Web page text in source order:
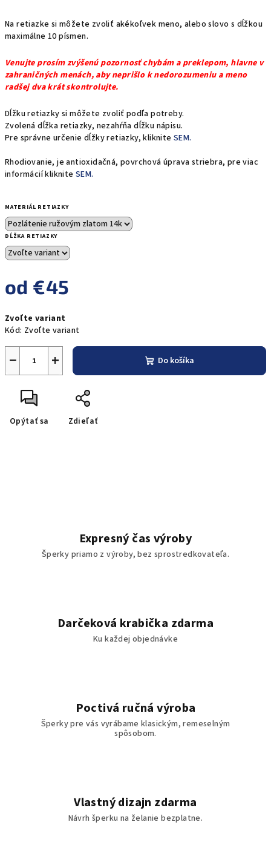
Na retiazke si môžete zvoliť akékoľvek meno, alebo slovo s dĺžkou
maximálne 10 písmen.
Venujte prosím zvýšenú pozornosť chybám a preklepom, hlavne v
zahraničných menách, aby neprišlo k nedorozumeniu a meno
radšej dva krát skontrolujte.
Dĺžku retiazky si môžete zvoliť podľa potreby.
Zvolená dĺžka retiazky, nezahŕňa dĺžku nápisu.
Pre správne určenie dĺžky retiazky, kliknite SEM.
Rhodiovanie, je antioxidačná, povrchová úprava striebra, pre viac
informácií klikniteSEM.
MATERIÁL RETIAZKY
DĹŽKA RETIAZKY
od €45
cena:
Zvoľte variant
Kód: Zvoľte variant
+
− Do košíka
Opýtať sa Zdieľať
Expresný čas výroby
Šperky priamo z výroby, bez sprostredkovateľa.
Darčeková krabička zdarma
Ku každej objednávke
Poctivá ručná výroba
Šperky pre vás vyrábame klasickým, remeselným
spôsobom.
Vlastný dizajn zdarma
Návrh šperku na želanie bezplatne.